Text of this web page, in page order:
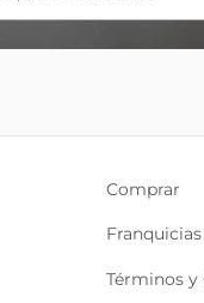
Comprar
Franquicias
Términos y